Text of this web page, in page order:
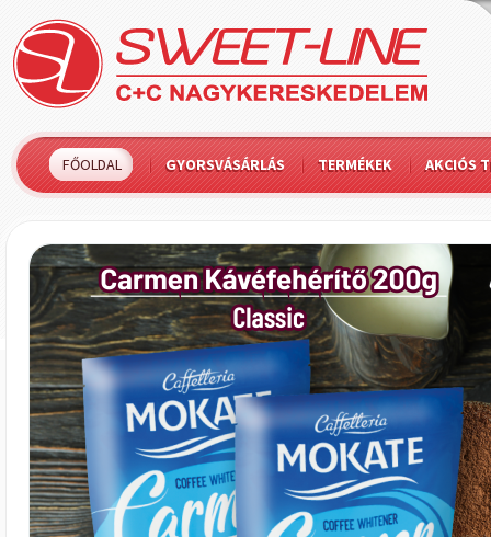
FŐOLDAL GYORSVÁSÁRLÁS TERMÉKEK AKCIÓS